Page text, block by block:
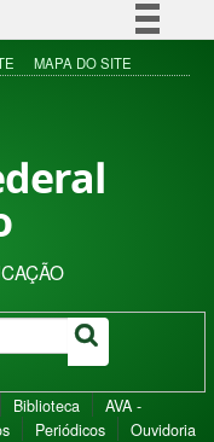
Simplifique!
à informação
MAPA DO SITE
Biblioteca
AVA -
Periódicos Ouvidoria